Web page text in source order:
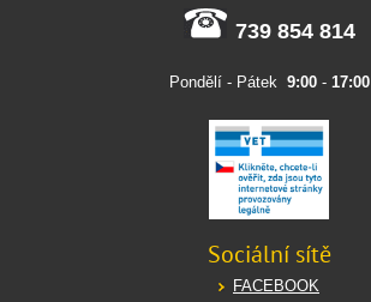
739 854 814
Pondělí - Pátek 9:00- 17:00
Sociální sítě
FACEBOOK